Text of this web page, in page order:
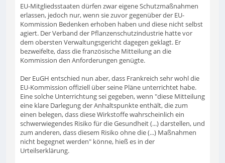
EU-Mitgliedsstaaten dürfen zwar eigene Schutzmaßnahmen
erlassen, jedoch nur, wenn sie zuvor gegenüber der EU-
Kommission Bedenken erhoben haben und diese nicht selbst
agiert. Der Verband der Pflanzenschutzindustrie hatte vor
dem obersten Verwaltungsgericht dagegen geklagt. Er
bezweifelte, dass die französische Mitteilung an die
Kommission den Anforderungen genügte.
Der EuGH entschied nun aber, dass Frankreich sehr wohl die
EU-Kommission offiziell über seine Pläne unterrichtet habe.
Eine solche Unterrichtung sei gegeben, wenn "diese Mitteilung
eine klare Darlegung der Anhaltspunkte enthält, die zum
einen belegen, dass diese Wirkstoffe wahrscheinlich ein
schwerwiegendes Risiko für die Gesundheit (...) darstellen, und
zum anderen, dass diesem Risiko ohne die (...) Maßnahmen
nicht begegnet werden" könne, hieß es in der
Urteilserklärung.